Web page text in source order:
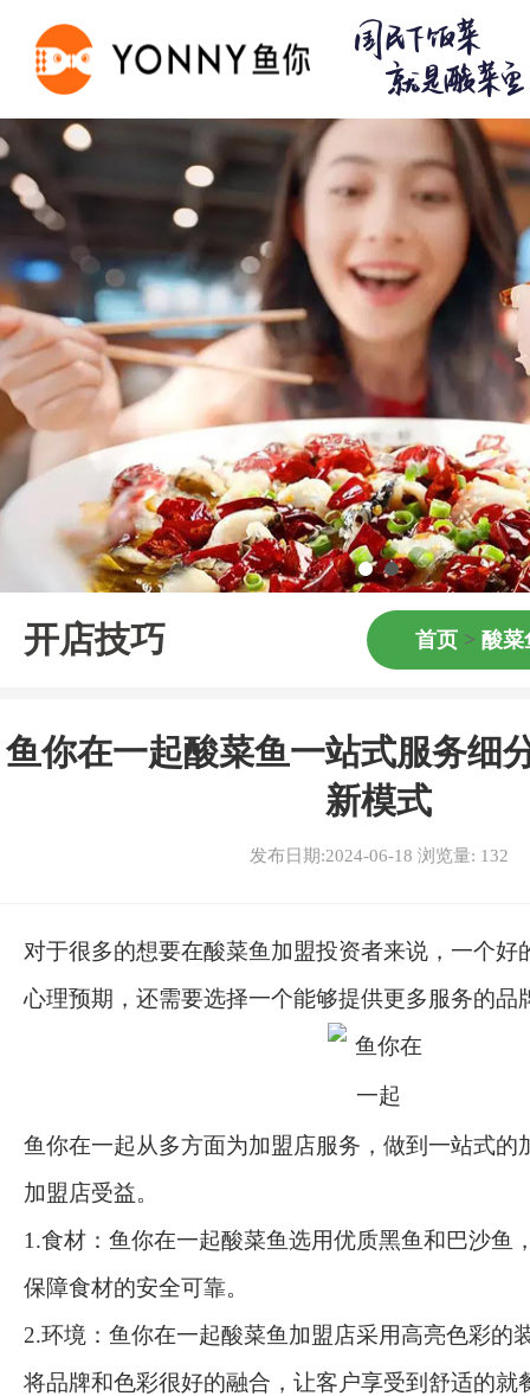
开店技巧 首页 > 酸菜
鱼你在一起酸菜鱼一站式服务细
新模式
发布日期:2024-06-18 浏览量: 132
对于很多的想要在酸菜鱼加盟投资者来说，一个好
心理预期，还需要选择一个能够提供更多服务的品
鱼你在一起从多方面为加盟店服务，做到一站式的
加盟店受益。
1.食材：鱼你在一起酸菜鱼选用优质黑鱼和巴沙鱼
保障食材的安全可靠。
2.环境：鱼你在一起酸菜鱼加盟店采用高亮色彩的
将品牌和色彩很好的融合，让客户享受到舒适的就